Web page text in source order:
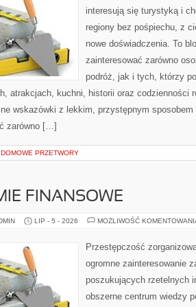
interesują się turystyką i
regiony bez pośpiechu, z
nowe doświadczenia. To
zainteresować zarówno
podróż, jak i tych, którzy
atrakcjach, kuchni, historii oraz codzienności
wskazówki z lekkim, przystępnym
zarówno […]
DOMOWE PRZETWORY
FINANSOWE
LIP - 5 - 2026 MOŻLIWOŚĆ
Przestępczość
ogromne zainteresowanie
poszukujących rzetelnych
obszerne centrum wiedzy